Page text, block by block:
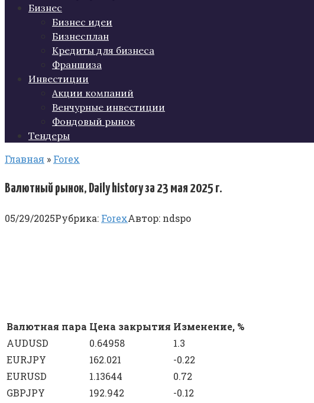
Бизнес
Бизнес идеи
Бизнесплан
Кредиты для бизнеса
Франшиза
Инвестиции
Акции компаний
Венчурные инвестиции
Фондовый рынок
Тендеры
Главная » Forex
Валютный рынок, Daily history за 23 мая 2025 г.
05/29/2025Рубрика: ForexАвтор: ndspo
Валютная пара Цена закрытия Изменение, %
AUDUSD
0.64958
1.3
EURJPY
162.021
-0.22
EURUSD
1.13644
0.72
GBPJPY
192.942
-0.12